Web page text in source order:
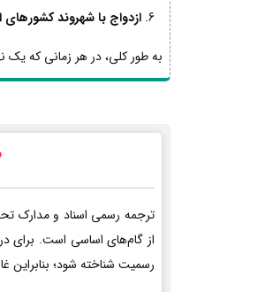
ازدواج با شهروند کشورهای
به طور کلی، در هر زمانی که یک
ترجمه رسمی اسناد و مدارک
از گام‌های اساسی است. برای
رسمیت شناخته شود؛ بنابراین